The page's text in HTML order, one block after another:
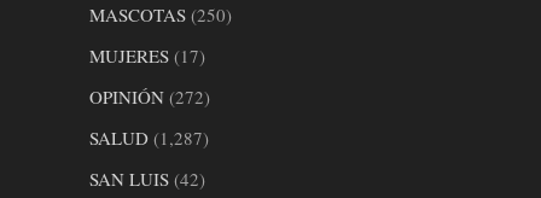
MASCOTAS(250)
MUJERES(17)
OPINIÓN(272)
SALUD(1,287)
SAN LUIS(42)